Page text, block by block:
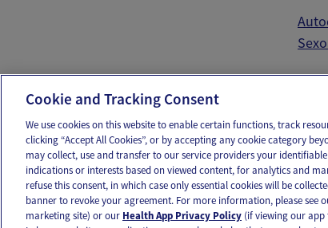
OUR APPS FOLLOW US
Cookie and Tracking Consent
We use cookies on this website to enable certain functions, track
clicking “Accept All Cookies”, or by accepting any cookie category
may collect, use and transfer to our service providers your
indications or interests based on viewed content, for analytics and
refuse this consent, in which case only essential cookies will be
banner to revoke your agreement. For more information, please see
marketing site) or our Health App Privacy Policy (if viewing our app